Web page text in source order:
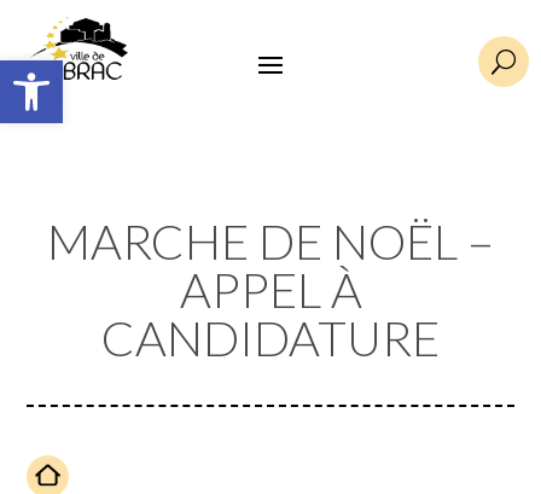
Ouvrir la barre d’outils U
MARCHE DE NOËL –
APPEL À
CANDIDATURE